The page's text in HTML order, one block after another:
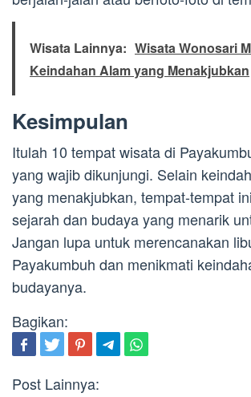
Wisata Lainnya: Wisata Wonosari
Keindahan Alam yang Menakjubkan
Kesimpulan
Itulah 10 tempat wisata di
yang wajib dikunjungi. Selain
yang menakjubkan, tempat-tempat
sejarah dan budaya yang menarik
Jangan lupa untuk merencanakan
Payakumbuh dan menikmati
budayanya.
Bagikan:
Post Lainnya: